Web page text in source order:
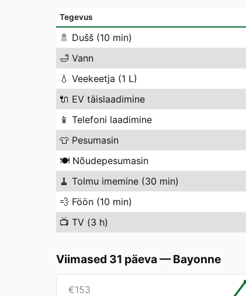
Tegevus
🚿 Dušš (10 min)
🛁 Vann
💧 Veekeetja (1 L)
🔌 EV täislaadimine
📱 Telefoni laadimine
👕 Pesumasin
🍽️ Nõudepesumasin
🧹 Tolmu imemine (30 min)
💨 Föön (10 min)
📺 TV (3 h)
Viimased 31 päeva —Bayonne
€153